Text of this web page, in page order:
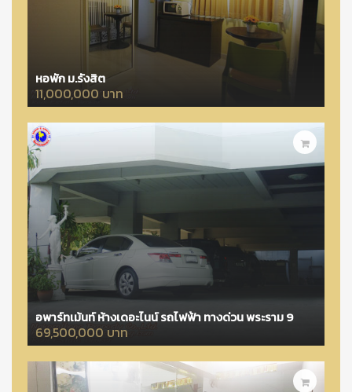
หอพัก ม.รังสิต
11,000,000 บาท
อพาร์ทเม้นท์ ห้างเดอะไนน์ รถไฟฟ้า ทางด่วน พระราม 9
69,500,000 บาท